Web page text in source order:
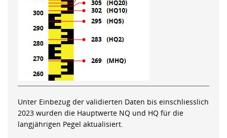
Unter Einbezug der validierten Daten bis einschliesslich
2023 wurden die Hauptwerte NQ und HQ für die
langjährigen Pegel aktualisiert.